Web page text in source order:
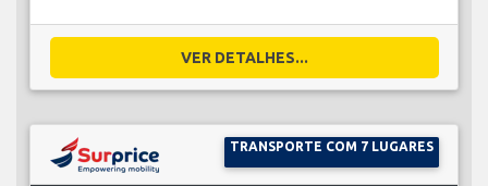
VER DETALHES...
TRANSPORTE COM 7 LUGARES